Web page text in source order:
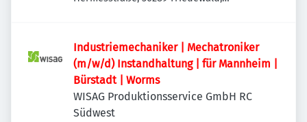
Industriemechaniker | Mechatroniker
(m/w/d) Instandhaltung | für Mannheim |
Bürstadt | Worms
WISAG Produktionsservice GmbH RC
Südwest